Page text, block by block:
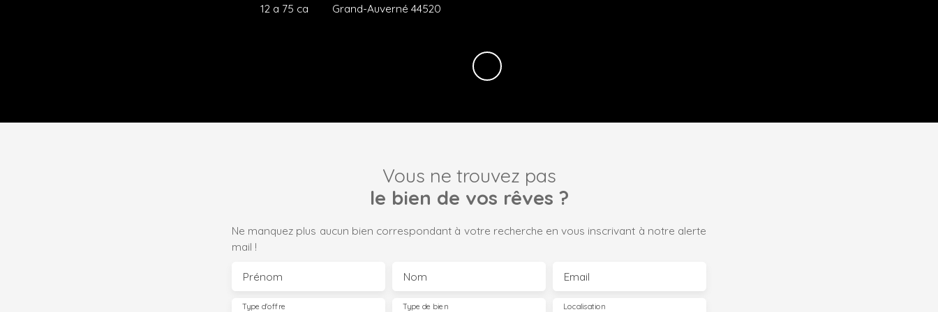
11 a 20 ca Juigné-des-Moutiers 44670
Vous ne trouvez pas
le bien de vos rêves ?
Ne manquez plus aucun bien correspondant à votre recherche en vous inscrivant à notre alerte
mail !
Prénom Nom Email
Type d'offre Type de bien Localisation